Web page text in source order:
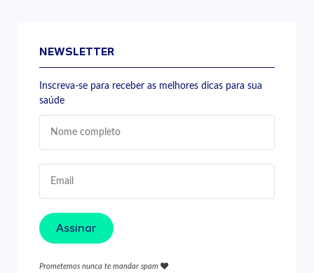
NEWSLETTER
Inscreva-se para receber as melhores dicas para sua
saúde
Assinar
Prometemos nunca te mandar spam